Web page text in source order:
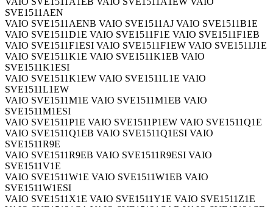
SVE1511AEN
VAIO SVE1511AENB VAIO SVE1511AJ VAIO SVE1511B1E
VAIO SVE1511D1E VAIO SVE1511F1E VAIO SVE1511F1EB
VAIO SVE1511F1ESI VAIO SVE1511F1EW VAIO SVE1511J1E
VAIO SVE1511K1E VAIO SVE1511K1EB VAIO
SVE1511K1ESI
VAIO SVE1511K1EW VAIO SVE1511L1E VAIO
SVE1511L1EW
VAIO SVE1511M1E VAIO SVE1511M1EB VAIO
SVE1511M1ESI
VAIO SVE1511P1E VAIO SVE1511P1EW VAIO SVE1511Q1E
VAIO SVE1511Q1EB VAIO SVE1511Q1ESI VAIO
SVE1511R9E
VAIO SVE1511R9EB VAIO SVE1511R9ESI VAIO
SVE1511V1E
VAIO SVE1511W1E VAIO SVE1511W1EB VAIO
SVE1511W1ESI
VAIO SVE1511X1E VAIO SVE1511Y1E VAIO SVE1511Z1E